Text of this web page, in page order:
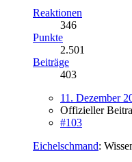
Reaktionen
346
Punkte
2.501
Beiträge
403
11. Dezember
Offizieller
#103
Eichelschmand: